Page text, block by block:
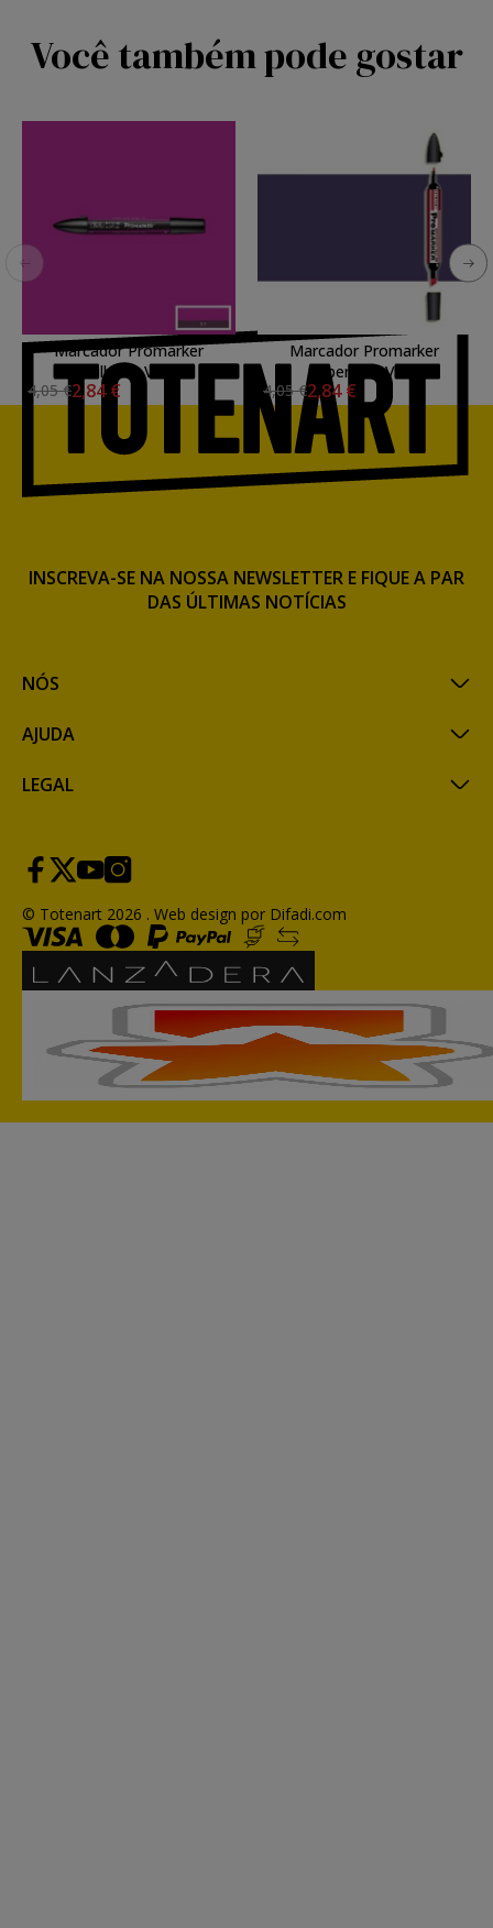
Você também pode gostar
Marcador Promarker
Mulberry V865
4,05 €2,84 €
Marcador Promarker
Aubergine V524
4,05 €2,84 €
NÓS
AJUDA
LEGAL
INSCREVA-SE NA NOSSA NEWSLETTER E FIQUE A PAR
DAS ÚLTIMAS NOTÍCIAS
© Totenart 2026 . Web design por Difadi.com